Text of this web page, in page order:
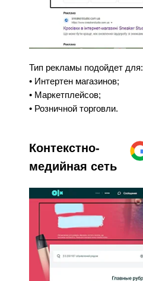
Тип рекламы подойдет для:
• Интертен магазинов;
• Маркетплейсов;
• Розничной торговли.
Контекстно-
медийная сеть